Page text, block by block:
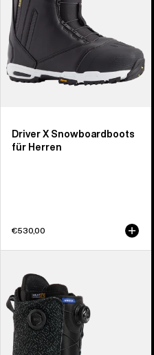
Driver X Snowboardboots
für Herren
€530,00
Swath
BOA®
Snowboardboot
für
Herren